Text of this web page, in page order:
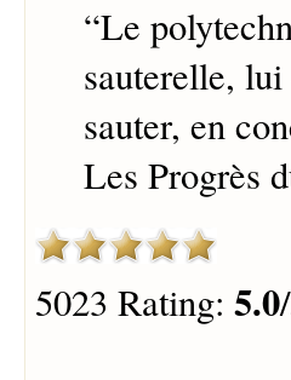
“Le
sauterelle,
sauter, en
Les Progrès
5023 Rating: 5.0